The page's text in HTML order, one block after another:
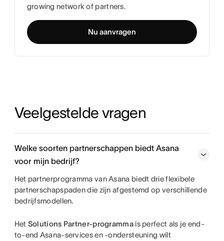
growing network of partners.
Nu aanvragen
Veelgestelde vragen
Welke soorten partnerschappen biedt Asana
voor mijn bedrijf?
Het partnerprogramma van Asana biedt drie flexibele
partnerschapspaden die zijn afgestemd op verschillende
bedrijfsmodellen.
Het Solutions Partner-programma is perfect als je end-
to-end Asana-services en -ondersteuning wilt